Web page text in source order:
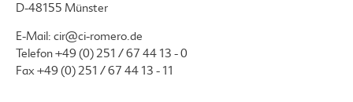
D-48155 Münster
E-Mail: cir@ci-romero.de
Telefon+49 (0) 251 / 67 44 13 - 0
Fax +49 (0) 251 / 67 44 13 - 11